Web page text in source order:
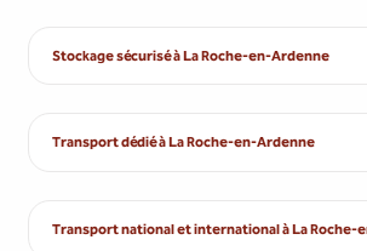
Stockage sécurisé à La Roche-en-Ardenne
Transport dédié à La Roche-en-Ardenne
Transport national et international à La Roche-